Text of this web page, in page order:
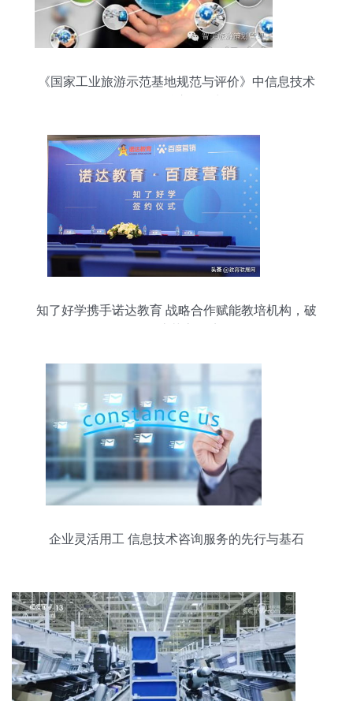
《国家工业旅游示范基地规范与评价》中信息技术
知了好学携手诺达教育 战略合作赋能教培机构，破
企业灵活用工 信息技术咨询服务的先行与基石